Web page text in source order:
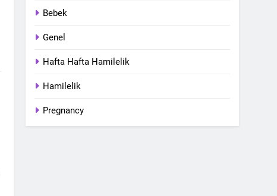
Bebek
Genel
Hafta Hafta Hamilelik
Hamilelik
Pregnancy